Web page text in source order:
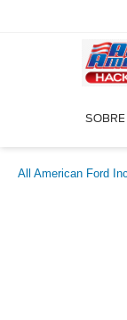
All American Ford Inc